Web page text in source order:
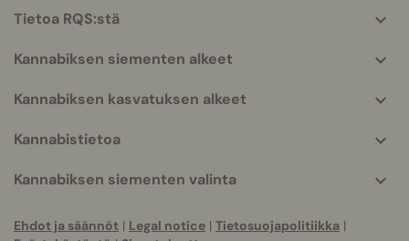
info
Tietoa RQS:stä
Kannabiksen siementen alkeet
Kannabiksen kasvatuksen alkeet
Kannabistietoa
Kannabiksen siementen valinta
Ehdot ja säännöt | Legal notice | Tietosuojapolitiikka |